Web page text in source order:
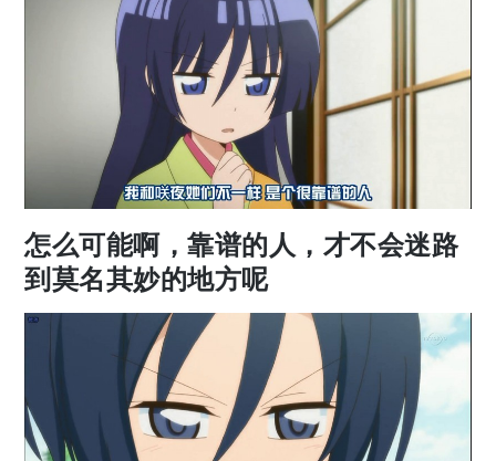
怎么可能啊，靠谱的人，才不会迷路
到莫名其妙的地方呢